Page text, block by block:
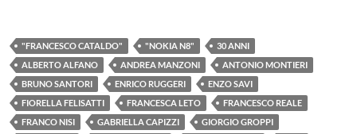
"FRANCESCO CATALDO" "NOKIA N8"
30 ANNI
ALBERTO ALFANO
ANDREA MANZONI
ANTONIO MONTIERI
BRUNO SANTORI
ENRICO RUGGERI
ENZO SAVI
FIORELLA FELISATTI
FRANCESCA LETO
FRANCESCO REALE
FRANCO NISI
GABRIELLA CAPIZZI
GIORGIO GROPPI